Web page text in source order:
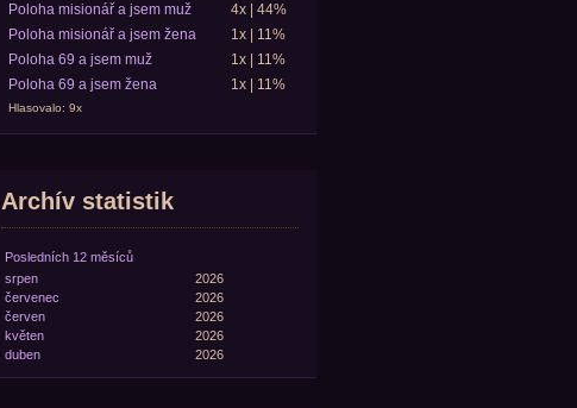
Poloha misionář a jsem muž
4x | 44%
Poloha misionář a jsem žena
1x | 11%
Poloha 69 a jsem muž
1x | 11%
Poloha 69 a jsem žena
1x | 11%
Hlasovalo: 9x
Archív statistik
Posledních 12 měsíců
srpen
2026
červenec
2026
červen
2026
květen
2026
duben
2026